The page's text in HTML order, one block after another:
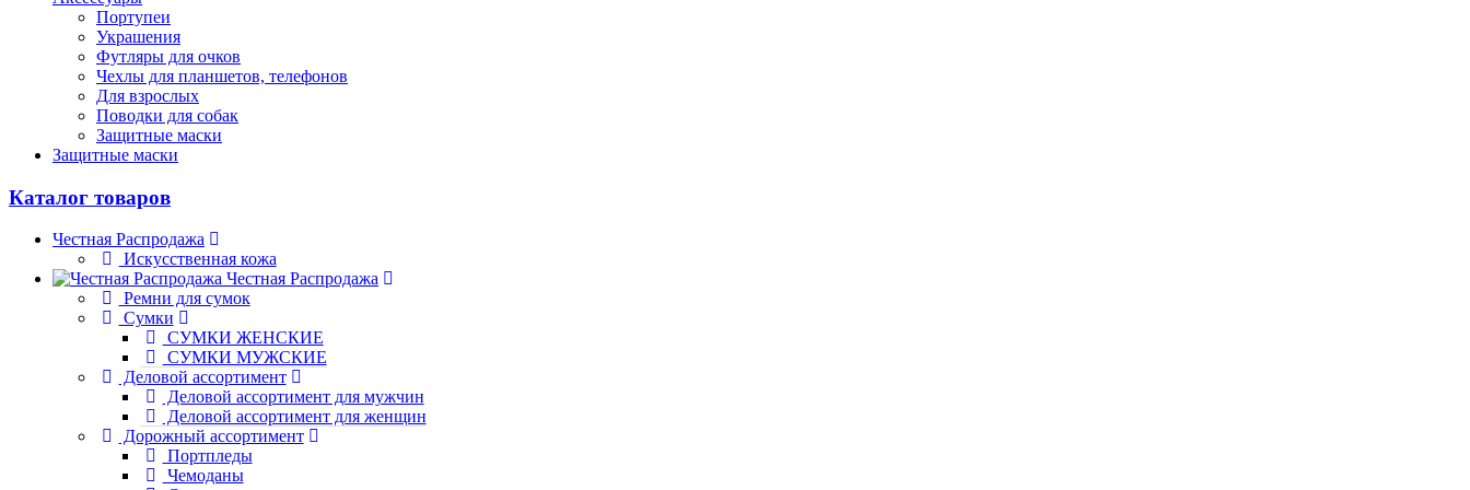
Портупеи
Украшения
Футляры для очков
Чехлы для планшетов, телефонов
Для взрослых
Поводки для собак
Защитные маски
Защитные маски
Каталог товаров
Честная Распродажа
Искусственная кожа
Честная Распродажа
Ремни для сумок
Сумки
СУМКИ ЖЕНСКИЕ
СУМКИ МУЖСКИЕ
Деловой ассортимент
Деловой ассортимент для мужчин
Деловой ассортимент для женщин
Дорожный ассортимент
Портпледы
Чемоданы